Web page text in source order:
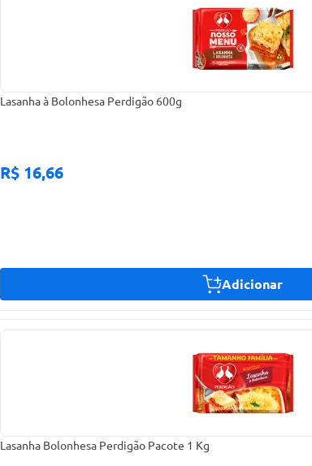
Lasanha à Bolonhesa Perdigão 600g
R$ 16,66
Adicionar
Lasanha Bolonhesa Perdigão Pacote 1 Kg